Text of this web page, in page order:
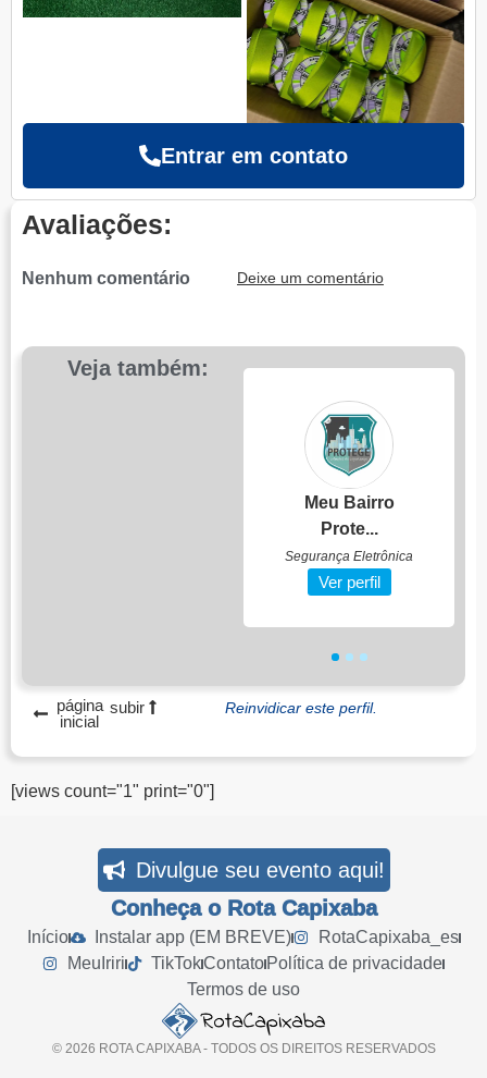
Entrar em contato
Avaliações:
Nenhum comentário Deixe um comentário
Veja também:
ZerBox Loja De
T...
Material de Contrução e
Tintas
Ver perfil
página
inicial
subir Reinvidicar este perfil.
[views count="1" print="0"]
Divulgue seu evento aqui!
Conheça o Rota Capixaba
Início Instalar app (EM BREVE)
RotaCapixaba_es
MeuIriri
TikTokContato Política de privacidade
Termos de uso
© 2026 ROTA CAPIXABA - TODOS OS DIREITOS RESERVADOS